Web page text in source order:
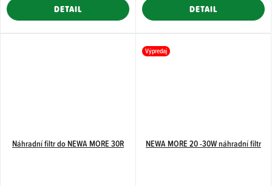
DETAIL DETAIL
Náhradní filtr do NEWA MORE 30R
Výpredaj
NEWA MORE 20 -30W náhradní filtr